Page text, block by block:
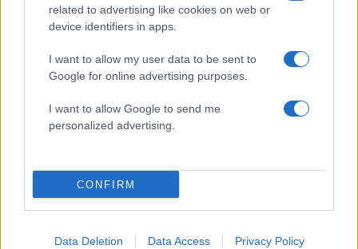
related to advertising like cookies on web or
device identifiers in apps.
I want to allow my user data to be sent to
Google for online advertising purposes.
I want to allow Google to send me
personalized advertising.
CONFIRM
Data Deletion Data Access Privacy Policy
Παπαδημητρίου: Αχώριστες και στις
διακοπές!
24.07.2015
News
Κατερίνα Κόκλα: Διακοπές με τις φίλες
της στην Τζια!